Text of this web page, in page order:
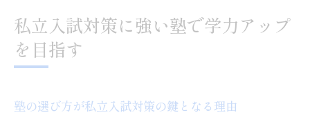
坂井市の私立入試合格へ導く学習計画の立て方
塾と連携した私立入試向け学習計画の作成
坂井市の塾で得られる個別指導の活用ポイ
私立入試対策に強い塾で学力アップ
を目指す
塾の選び方が私立入試対策の鍵となる理由